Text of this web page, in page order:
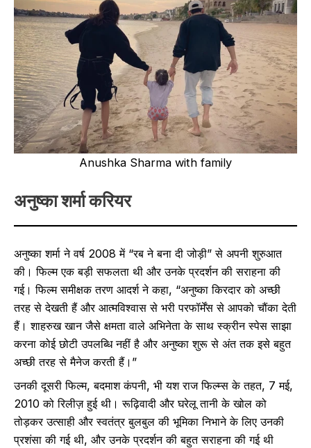
Anushka Sharma with family
अनुष्का शर्मा करियर
अनुष्का शर्मा ने वर्ष 2008 में “रब ने बना दी जोड़ी” से अपनी शुरुआत
की। फिल्म एक बड़ी सफलता थी और उनके प्रदर्शन की सराहना की
गई। फिल्म समीक्षक तरण आदर्श ने कहा, “अनुष्का किरदार को अच्छी
तरह से देखती हैं और आत्मविश्वास से भरी परफॉर्मेंस से आपको चौंका देती
हैं। शाहरुख खान जैसे क्षमता वाले अभिनेता के साथ स्क्रीन स्पेस साझा
करना कोई छोटी उपलब्धि नहीं है और अनुष्का शुरू से अंत तक इसे बहुत
अच्छी तरह से मैनेज करती हैं।”
उनकी दूसरी फिल्म, बदमाश कंपनी, भी यश राज फिल्म्स के तहत, 7 मई,
2010 को रिलीज़ हुई थी। रूढ़िवादी और घरेलू तानी के खोल को
तोड़कर उत्साही और स्वतंत्र बुलबुल की भूमिका निभाने के लिए उनकी
प्रशंसा की गई थी, और उनके प्रदर्शन की बहुत सराहना की गई थी